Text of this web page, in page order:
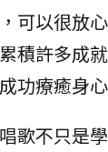
可以很放
積許多成
功療癒身心
歌不只是